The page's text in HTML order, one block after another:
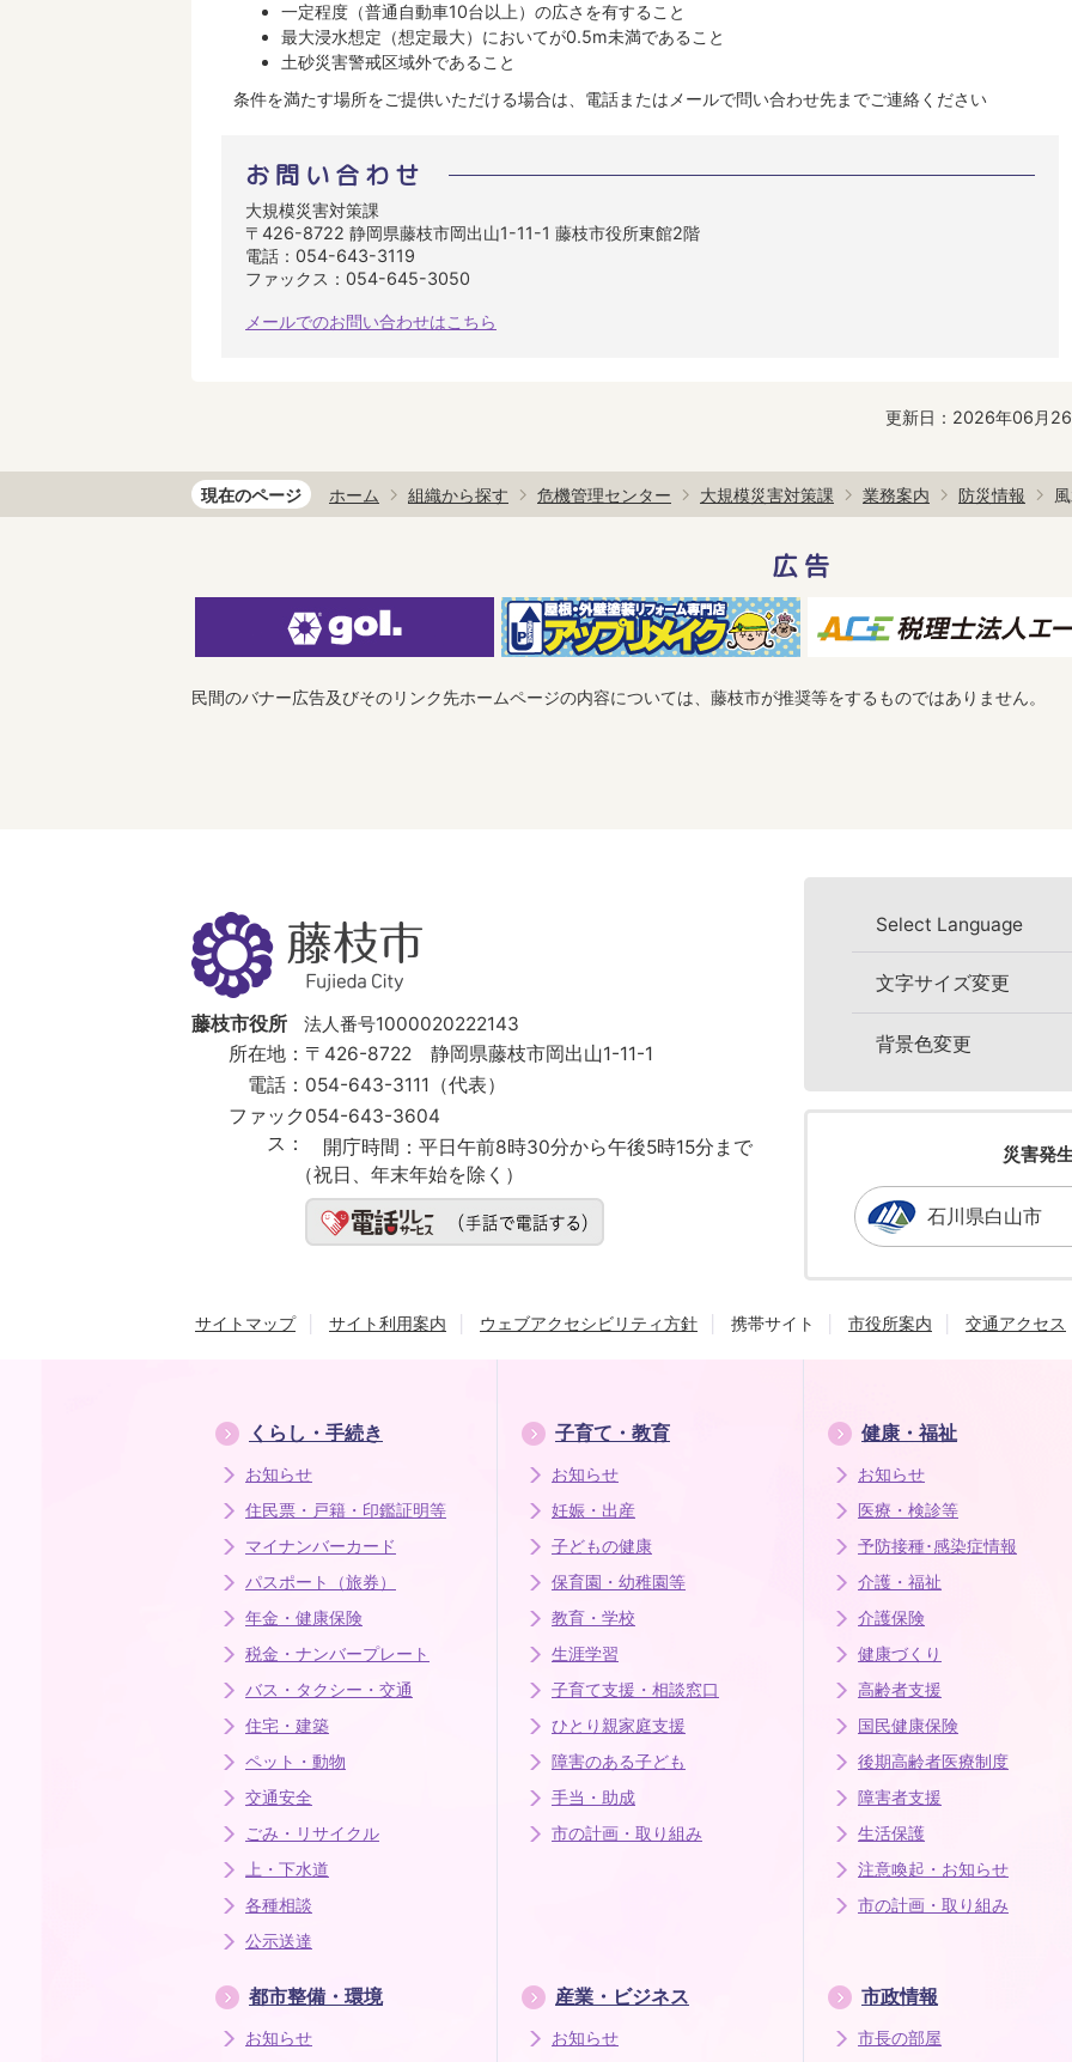
一定程度（普通自動車10台以上）の広さを有すること
最大浸水想定（想定最大）においてが0.5m未満であること
土砂災害警戒区域外であること
条件を満たす場所をご提供いただける場合は、電話またはメールで問い合わせ先までご連絡ください
お問い合わせ
大規模災害対策課
〒426-8722 静岡県藤枝市岡出山1-11-1 藤枝市役所東館2階
電話：054-643-3119
ファックス：054-645-3050
メールでのお問い合わせはこちら
更新日：2026年06月
現在のページ ホーム 組織から探す 危機管理センター 大規模災害対策課 業務案内 防災情報
広告
民間のバナー広告及びそのリンク先ホームページの内容については、藤枝市が推奨等をするものではありません。
藤
枝
市
Fujieda
City
藤枝市役所
法人番号1000020222143
所在地： 〒426-8722 静岡県藤枝市岡出山1-11-1
電話： 054-643-3111（代表）
ファック
ス：
054-643-3604
開庁時間： 平日午前8時30分から午後5時15分まで
（祝日、年末年始を除く）
Select Language
文字サイズ変更
背景色変更
災害発
石川県白山市
サイトマップ サイト利用案内 ウェブアクセシビリティ方針 携帯サイト 市役所案内 交通アクセス
くらし・手続き
お知らせ
住民票・戸籍・印鑑証明等
マイナンバーカード
パスポート（旅券）
年金・健康保険
税金・ナンバープレート
バス・タクシー・交通
住宅・建築
ペット・動物
交通安全
ごみ・リサイクル
上・下水道
各種相談
公示送達
子育て・教育
お知らせ
妊娠・出産
子どもの健康
保育園・幼稚園等
教育・学校
生涯学習
子育て支援・相談窓口
ひとり親家庭支援
障害のある子ども
手当・助成
市の計画・取り組み
健康・福祉
お知らせ
医療・検診等
予防接種･感染症情報
介護・福祉
介護保険
健康づくり
高齢者支援
国民健康保険
後期高齢者医療制度
障害者支援
生活保護
注意喚起・お知らせ
市の計画・取り組み
都市整備・環境
お知らせ
産業・ビジネス
お知らせ
市政情報
市長の部屋